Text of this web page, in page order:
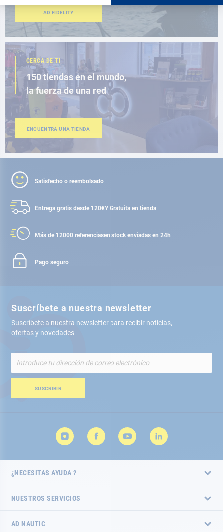
AD FIDELITY
CERCA DE TI
150 tiendas en el mundo,
la fuerza de una red
ENCUENTRA UNA TIENDA
Satisfecho o reembolsado
Entrega gratis desde 120€Y Gratuita en tienda
Más de 12000 referenciasen stock enviadas en 24h
Pago seguro
Suscríbete a nuestra newsletter
Suscríbete a nuestra newsletter para recibir noticias,
ofertas y novedades
nuestro
de
SUSCRIBIR
¿NECESITAS AYUDA ?
NUESTROS SERVICIOS
AD NAUTIC